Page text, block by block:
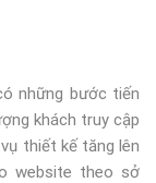
những bước tiến
khách truy cập
thiết kế tăng lên
website theo sở